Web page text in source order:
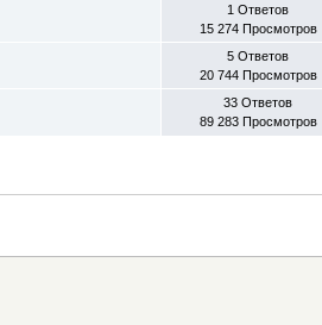
1 Ответов
15 274 Просмотров
5 Ответов
20 744 Просмотров
33 Ответов
89 283 Просмотров